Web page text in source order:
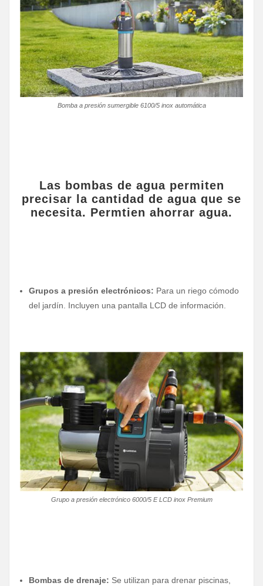
Bomba a presión sumergible 6100/5 inox automática
Las bombas de agua permiten
precisar la cantidad de agua que se
necesita. Permtien ahorrar agua.
Grupos a presión electrónicos: Para un riego cómodo
del jardín. Incluyen una pantalla LCD de información.
Grupo a presión electrónico 6000/5 E LCD inox Premium
Bombas de drenaje: Se utilizan para drenar piscinas,